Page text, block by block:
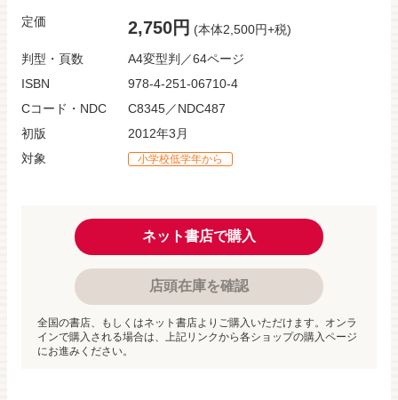
定価 2,750円 (本体2,500円+税)
判型・頁数
A4変型判／64ページ
ISBN
978-4-251-06710-4
Cコード・NDC
C8345／NDC487
初版
2012年3月
対象
小学校低学年から
ネット書店で購入
店頭在庫を確認
全国の書店、もしくはネット書店よりご購入いただけます。オンラ
インで購入される場合は、上記リンクから各ショップの購入ページ
にお進みください。